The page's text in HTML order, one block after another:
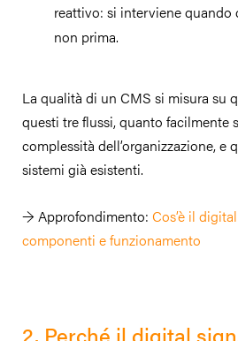
reattivo: si interviene quando
non prima.
La qualità di un CMS si misura su
questi tre flussi, quanto facilmente
complessità dell’organizzazione, e
sistemi già esistenti.
→ Approfondimento: Cos’è il
componenti e funzionamento
2. Perché il digital